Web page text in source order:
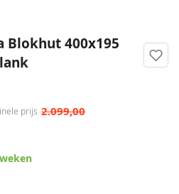
Blokhut 400x195
prijs 2.099,00